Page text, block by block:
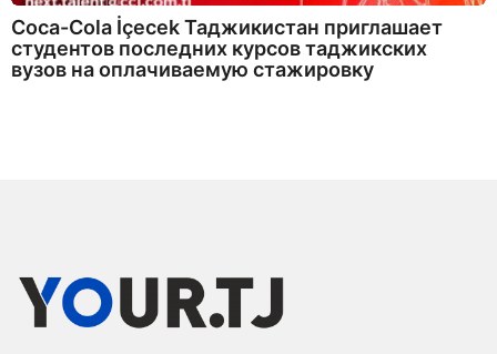
Coca-Cola İçecek Таджикистан приглашает
студентов последних курсов таджикских
вузов на оплачиваемую стажировку